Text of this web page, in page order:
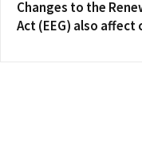
Changes to the
Act (EEG) also affect